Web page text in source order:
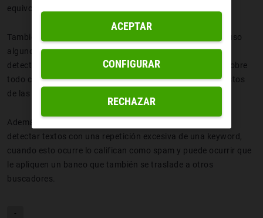
equivocado.
También se puede
e incluso
algunos buscadores ya cuentan con tecnología capaz de
detectar información falsa o ilegal y aplicar un bloqueo, sobre
todo cuando este contenido aparece en los primeros puestos
de las búsquedas.
Además, hay buscadores que incluyen filtros capaces de
detectar textos con una repetición excesiva de una keyword,
cuando esto ocurre lo califican como spam y puede ocurrir que
le apliquen un baneo que también se traslade a otros
buscadores.
-
RECHAZAR
ACEPTAR
CONFIGURAR